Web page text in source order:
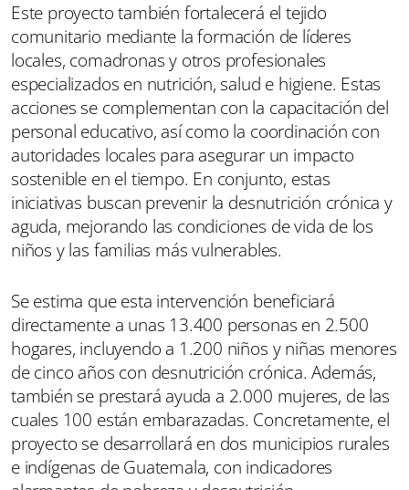
Este proyecto también fortalecerá el tejido
comunitario mediante la formación de líderes
locales, comadronas y otros profesionales
especializados en nutrición, salud e higiene. Estas
acciones se complementan con la capacitación del
personal educativo, así como la coordinación con
autoridades locales para asegurar un impacto
sostenible en el tiempo. En conjunto, estas
iniciativas buscan prevenir la desnutrición crónica y
aguda, mejorando las condiciones de vida de los
niños y las familias más vulnerables.
Se estima que esta intervención beneficiará
directamente a unas 13.400 personas en 2.500
hogares, incluyendo a 1.200 niños y niñas menores
de cinco años con desnutrición crónica. Además,
también se prestará ayuda a 2.000 mujeres, de las
cuales 100 están embarazadas. Concretamente, el
proyecto se desarrollará en dos municipios rurales
e indígenas de Guatemala, con indicadores